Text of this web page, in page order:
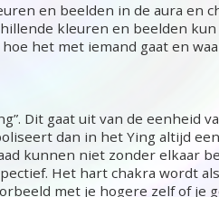
en beelden in de aura en
kleuren en beelden
het met iemand gaat en
Dit gaat uit van de eenheid
dan in het Ying altijd
kunnen niet zonder elkaar
Het hart chakra wordt
met je hogere zelf of je